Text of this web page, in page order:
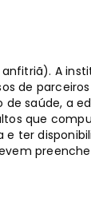
A
de
saúde, a
que
ter